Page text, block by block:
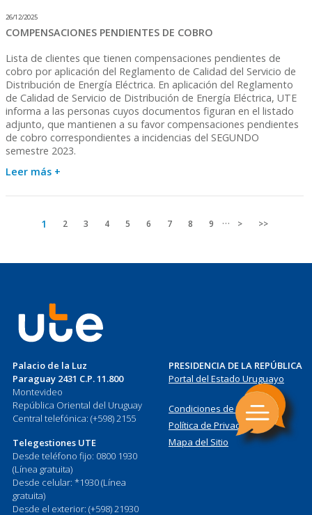
26/12/2025
COMPENSACIONES PENDIENTES DE COBRO
Lista de clientes que tienen compensaciones pendientes de
cobro por aplicación del Reglamento de Calidad del Servicio de
Distribución de Energía Eléctrica. En aplicación del Reglamento
de Calidad de Servicio de Distribución de Energía Eléctrica, UTE
informa a las personas cuyos documentos figuran en el listado
adjunto, que mantienen a su favor compensaciones pendientes
de cobro correspondientes a incidencias del SEGUNDO
semestre 2023.
Leer más +
Página
1 Page
2 Page
3 Page
4 Page
5 Page
6 Page
7 Page
8 Page
9 …
Siguiente
>
Última
>>
Palacio de la Luz
Paraguay 2431 C.P. 11.800
Montevideo
República Oriental del Uruguay
Central telefónica: (+598) 2155
Telegestiones UTE
Desde teléfono fijo: 0800 1930
(Línea gratuita)
Desde celular: *1930 (Línea
gratuita)
Desde el exterior: (+598) 21930
PRESIDENCIA DE LA REPÚBLICA
Portal del Estado Uruguayo
Condiciones de Uso
Política de Privacidad
Mapa del Sitio